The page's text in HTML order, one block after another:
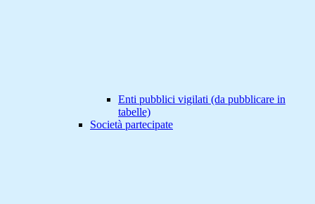
Enti pubblici vigilati (da pubblicare in
tabelle)
Società partecipate